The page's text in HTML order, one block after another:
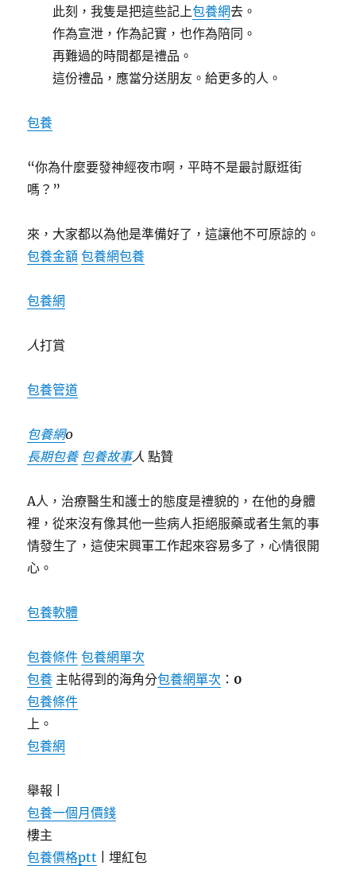
此刻，我隻是把這些記上包養網去。
作為宣泄，作為記實，也作為陪同。
再難過的時間都是禮品。
這份禮品，應當分送朋友。給更多的人。
包養
“你為什麼要發神經夜市啊，平時不是最討厭逛街
嗎？”
來，大家都以為他是準備好了，這讓他不可原諒的。
包養金額 包養網包養
包養網
人打賞
包養管道
包養網0
長期包養 包養故事人 點贊
A人，治療醫生和護士的態度是禮貌的，在他的身體
裡，從來沒有像其他一些病人拒絕服藥或者生氣的事
情發生了，這使宋興軍工作起來容易多了，心情很開
心。
包養軟體
包養條件 包養網單次
包養 主帖得到的海角分包養網單次 ： 0
包養條件
上。
包養網
舉報 |
包養一個月價錢
樓主
包養價格ptt |埋紅包